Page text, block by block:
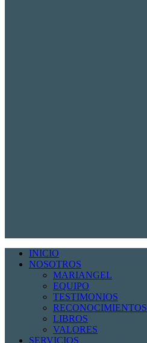
INICIO
NOSOTROS
MARIANGEL
EQUIPO
TESTIMONIOS
RECONOCIMIENTOS
LIBROS
VALORES
SERVICIOS